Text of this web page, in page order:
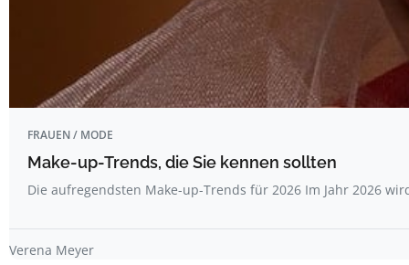
FRAUEN / MODE
Make-up-Trends, die Sie kennen sollten
Die aufregendsten Make-up-Trends für 2026 Im Jahr 2026
Verena Meyer